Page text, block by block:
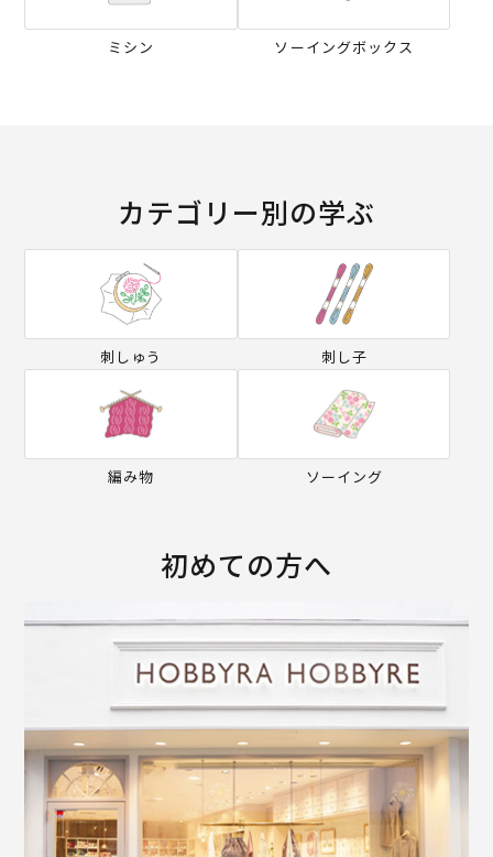
ミシン ソーイングボックス
カテゴリー別の学ぶ
刺しゅう 刺し子
編み物 ソーイング
初めての方へ